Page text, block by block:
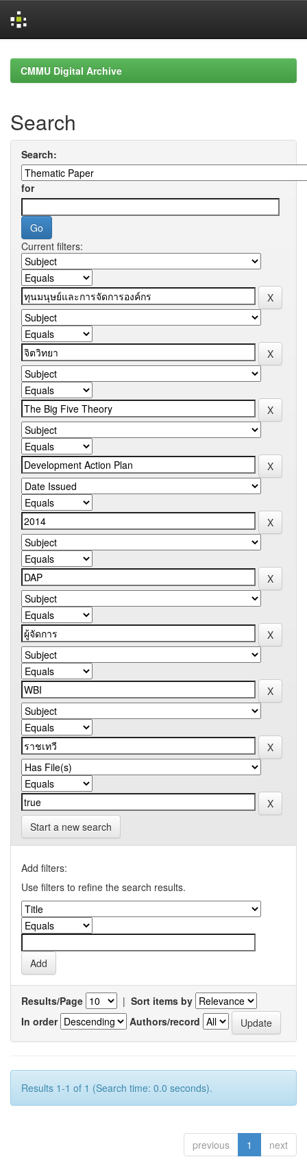
navigationCMMU Digital Archive
Search
Search:
for
Current filters:
Start a new search
Add filters:
Use filters to refine the search results.
Results/Page | Sort items by
In order
Authors/record
Results 1-1 of 1 (Search time: 0.0 seconds).
previous 1 next